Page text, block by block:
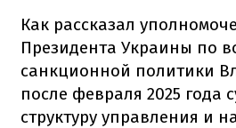
Как рассказал
Президента Украины по
санкционной политики
после февраля 2025 года
структуру управления и